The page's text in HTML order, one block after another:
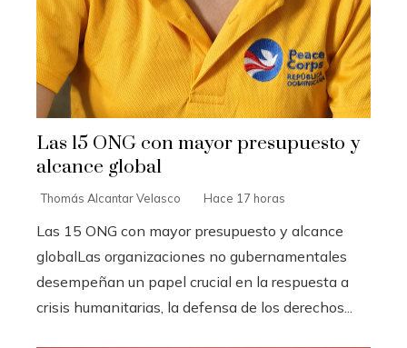
Las 15 ONG con mayor presupuesto y
alcance global
Thomás Alcantar Velasco Hace 17 horas
Las 15 ONG con mayor presupuesto y alcance
globalLas organizaciones no gubernamentales
desempeñan un papel crucial en la respuesta a
crisis humanitarias, la defensa de los derechos...